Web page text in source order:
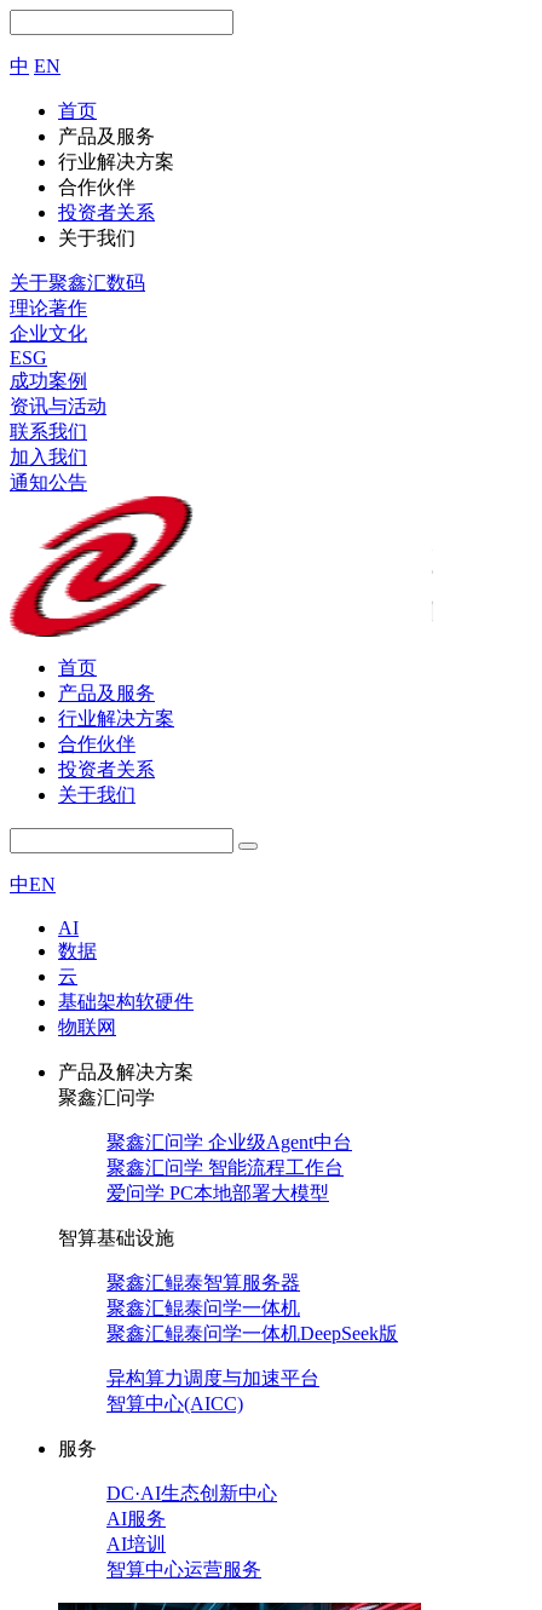
中 EN
首页
产品及服务
行业解决方案
合作伙伴
投资者关系
关于我们
关于聚鑫汇数码
理论著作
企业文化
ESG
成功案例
资讯与活动
联系我们
加入我们
通知公告
首页
产品及服务
行业解决方案
合作伙伴
投资者关系
关于我们
中EN
AI
数据
云
基础架构软硬件
物联网
产品及解决方案
聚鑫汇问学
聚鑫汇问学 企业级Agent中台
聚鑫汇问学 智能流程工作台
爱问学 PC本地部署大模型
智算基础设施
聚鑫汇鲲泰智算服务器
聚鑫汇鲲泰问学一体机
聚鑫汇鲲泰问学一体机DeepSeek版
异构算力调度与加速平台
智算中心(AICC)
服务
DC·AI生态创新中心
AI服务
AI培训
智算中心运营服务